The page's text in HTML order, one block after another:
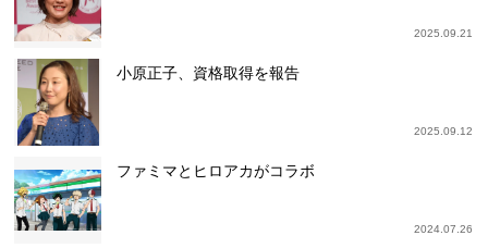
2025.09.21
小原正子、資格取得を報告
2025.09.12
ファミマとヒロアカがコラボ
2024.07.26